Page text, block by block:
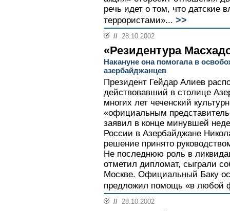
речь идет о том, что датские
террористами»... >>
// 28.10.2002
«Резидентура
Накануне она помогала в
азербайджанцев
Президент Гейдар Алиев
действовавший в столице
многих лет чеченский
«официальным
заявил в конце минувшей
России в Азербайджане
решение принято
Не последнюю роль в
отметил дипломат, сыграли
Москве. Официальный Баку
предложил помощь «в любой
// 28.10.2002